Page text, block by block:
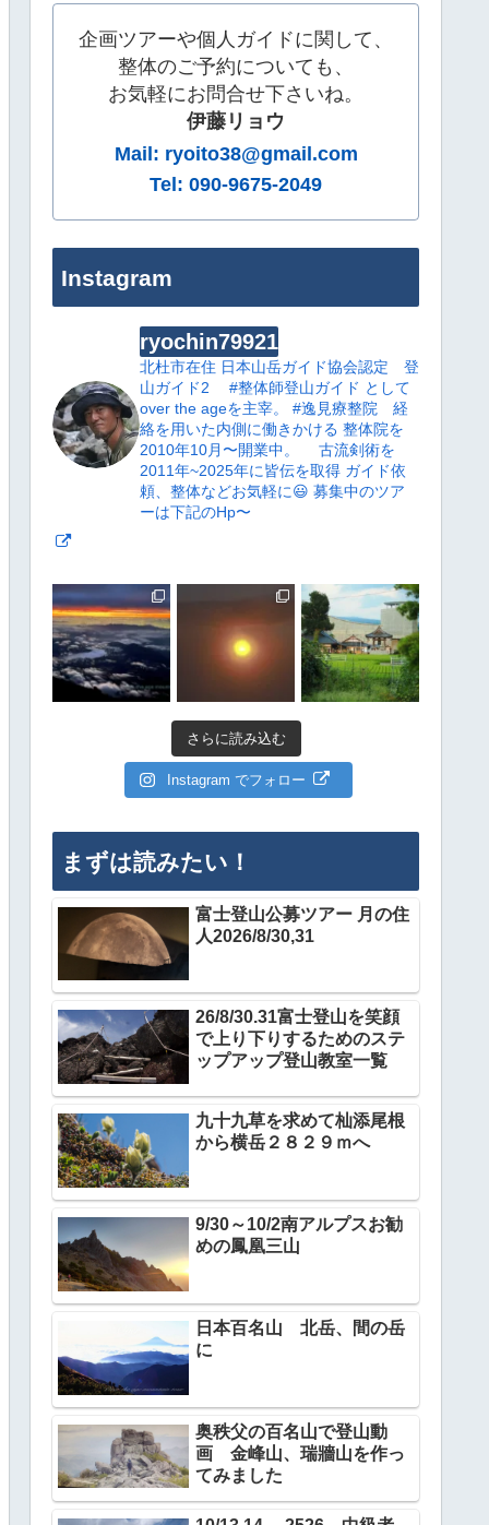
企画ツアーや個人ガイドに関して、
整体のご予約についても、
お気軽にお問合せ下さいね。
伊藤リョウ
Mail: ryoito38@gmail.com
Tel: 090-9675-2049
Instagram
ryochin79921
北杜市在住 日本山岳ガイド協会認定 登
山ガイド2
#整体師登山ガイド として
over the ageを主宰。
#逸見療整院 経
絡を用いた内側に働きかける 整体院を
2010年10月〜開業中。
古流剣術を
2011年~2025年に皆伝を取得 ガイド依
頼、整体などお気軽に😃 募集中のツア
ーは下記のHp〜
さらに読み込む
Instagram でフォロー
まずは読みたい！
富士登山公募ツアー 月の住
人2026/8/30,31
26/8/30.31富士登山を笑顔
で上り下りするためのステ
ップアップ登山教室一覧
九十九草を求めて杣添尾根
から横岳２８２９ｍへ
9/30～10/2南アルプスお勧
めの鳳凰三山
日本百名山 北岳、間の岳
に
奥秩父の百名山で登山動
画 金峰山、瑞牆山を作っ
てみました